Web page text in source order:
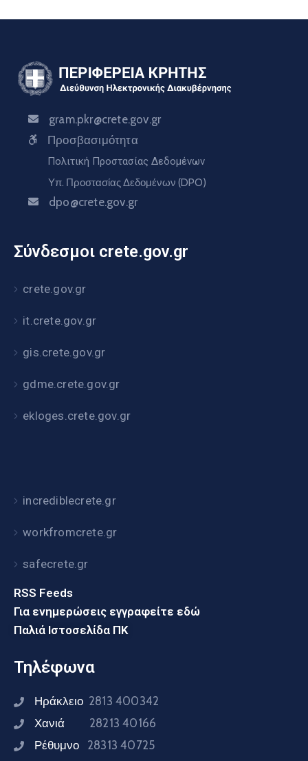
gram.pkr@crete.gov.gr
Προσβασιμότητα
Πολιτική Προστασίας Δεδομένων
Υπ. Προστασίας Δεδομένων (DPO)
dpo@crete.gov.gr
Σύνδεσμοι crete.gov.gr
crete.gov.gr
it.crete.gov.gr
gis.crete.gov.gr
gdme.crete.gov.gr
ekloges.crete.gov.gr
incrediblecrete.gr
workfromcrete.gr
safecrete.gr
RSS Feeds
Για ενημερώσεις εγγραφείτε εδώ
Παλιά Ιστοσελίδα ΠΚ
Τηλέφωνα
Ηράκλειο 2813 400342
Χανιά 28213 40166
Ρέθυμνο 28313 40725